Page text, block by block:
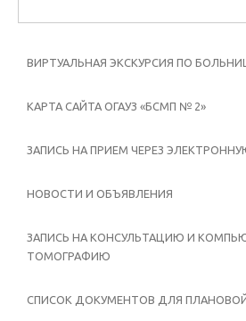
ВИРТУАЛЬНАЯ ЭКСКУРСИЯ ПО
КАРТА САЙТА ОГАУЗ «БСМП № 2»
ЗАПИСЬ НА ПРИЕМ ЧЕРЕЗ
НОВОСТИ И ОБЪЯВЛЕНИЯ
ЗАПИСЬ НА КОНСУЛЬТАЦИЮ И
ТОМОГРАФИЮ
СПИСОК ДОКУМЕНТОВ ДЛЯ